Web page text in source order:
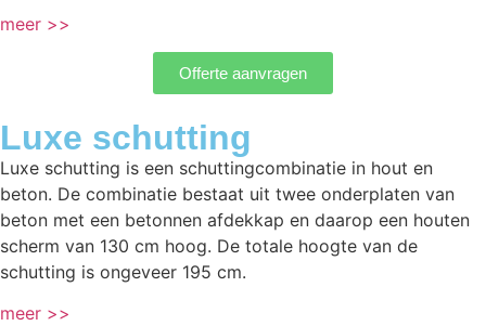
meer >>
Offerte aanvragen
Luxe schutting
Luxe schutting is een schuttingcombinatie in hout en
beton. De combinatie bestaat uit twee onderplaten van
beton met een betonnen afdekkap en daarop een houten
scherm van 130 cm hoog. De totale hoogte van de
schutting is ongeveer 195 cm.
meer >>